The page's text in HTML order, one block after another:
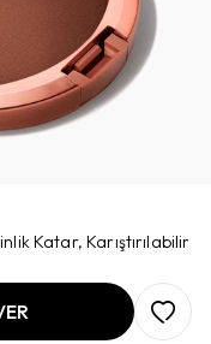
Katar, Karıştırılabilir